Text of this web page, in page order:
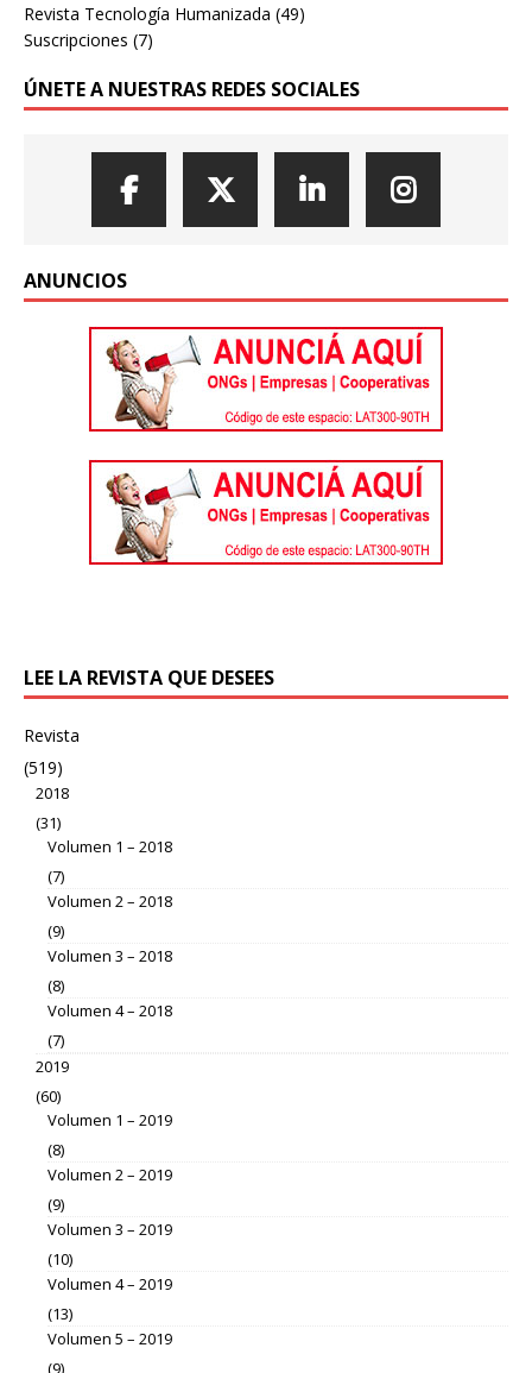
Revista Tecnología Humanizada (49)
Suscripciones (7)
ÚNETE A NUESTRAS REDES SOCIALES
ANUNCIOS
LEE LA REVISTA QUE DESEES
Revista
(519)
2018
(31)
Volumen 1 – 2018
(7)
Volumen 2 – 2018
(9)
Volumen 3 – 2018
(8)
Volumen 4 – 2018
(7)
2019
(60)
Volumen 1 – 2019
(8)
Volumen 2 – 2019
(9)
Volumen 3 – 2019
(10)
Volumen 4 – 2019
(13)
Volumen 5 – 2019
(9)